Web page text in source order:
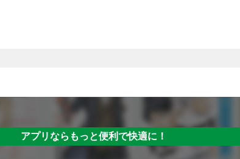
アプリならもっと便利で快適に！